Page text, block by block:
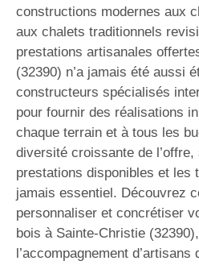
constructions modernes aux
aux chalets traditionnels
prestations artisanales
(32390) n’a jamais été aussi
constructeurs spécialisés
pour fournir des réalisations
chaque terrain et à tous les
diversité croissante de
prestations disponibles et les
jamais essentiel. Découvrez
personnaliser et concrétiser
bois à Sainte-Christie
l’accompagnement